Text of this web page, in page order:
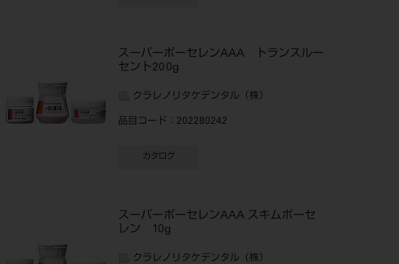
スーパーポーセレンAAA トランスルー
セント200g
クラレノリタケデンタル（株）
品目コード ：202280242
カタログ
スーパーポーセレンAAA スキムポーセ
レン 10g
クラレノリタケデンタル（株）